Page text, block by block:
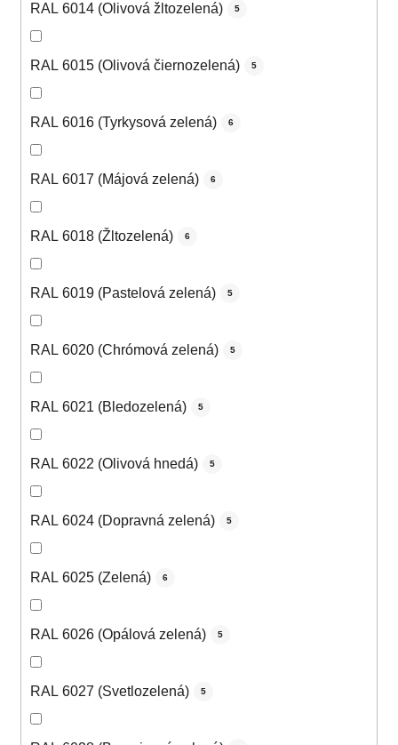
RAL 6014 (Olivová žltozelená) 5
RAL 6015 (Olivová čiernozelená) 5
RAL 6016 (Tyrkysová zelená) 6
RAL 6017 (Májová zelená) 6
RAL 6018 (Žltozelená) 6
RAL 6019 (Pastelová zelená) 5
RAL 6020 (Chrómová zelená) 5
RAL 6021 (Bledozelená) 5
RAL 6022 (Olivová hnedá) 5
RAL 6024 (Dopravná zelená) 5
RAL 6025 (Zelená) 6
RAL 6026 (Opálová zelená) 5
RAL 6027 (Svetlozelená) 5